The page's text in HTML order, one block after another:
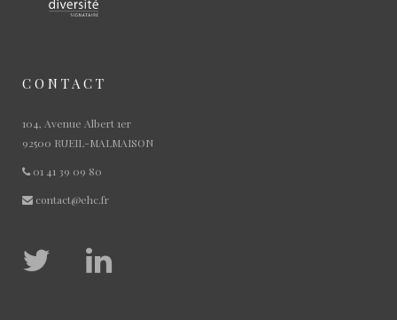
CONTACT
104, Avenue Albert 1er
92500 RUEIL-MALMAISON
01 41 39 09 80
contact@ehc.fr